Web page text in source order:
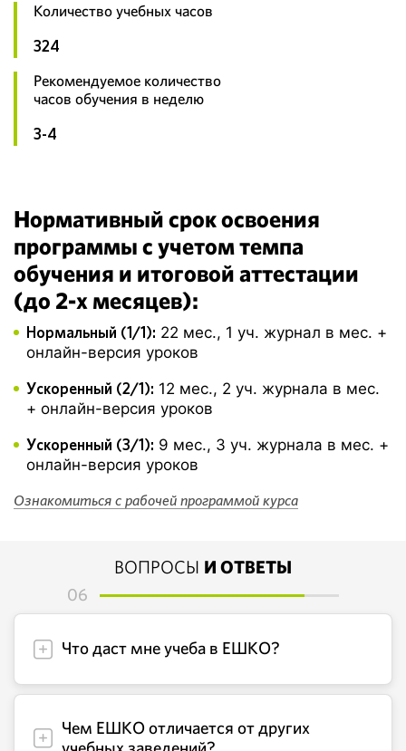
Количество учебных часов
324
Рекомендуемое количество
часов обучения в неделю
3-4
Нормативный срок освоения
программы с учетом темпа
обучения и итоговой аттестации
(до 2-х месяцев):
Нормальный (1/1): 22 мес., 1 уч. журнал в мес. +
онлайн-версия уроков
Ускоренный (2/1): 12 мес., 2 уч. журнала в мес.
+ онлайн-версия уроков
Ускоренный (3/1): 9 мес., 3 уч. журнала в мес. +
онлайн-версия уроков
Ознакомиться с рабочей программой курса
ВОПРОСЫ И ОТВЕТЫ
06
Что даст мне учеба в ЕШКО?
Чем ЕШКО отличается от других